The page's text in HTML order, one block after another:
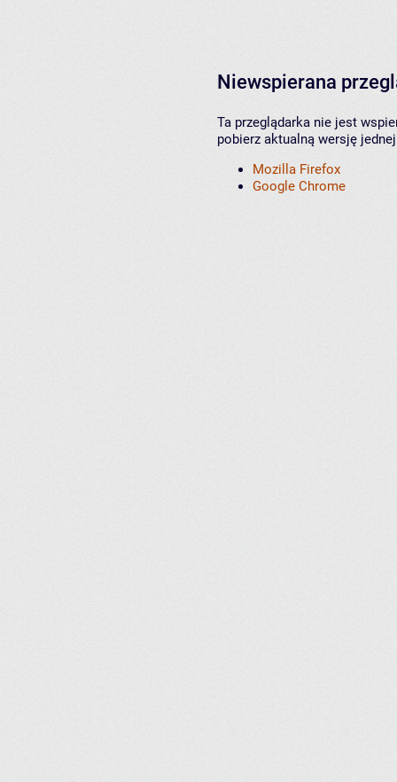
Niewspierana
Ta przeglądarka nie jest
pobierz aktualną wersję
Mozilla Firefox
Google Chrome